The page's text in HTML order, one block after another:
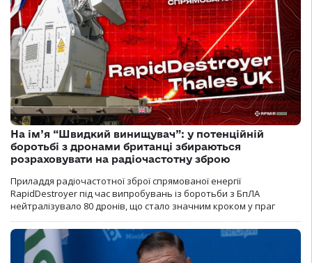
На ім’я “Швидкий винищувач”: у потенційній
боротьбі з дронами британці збираються
розраховувати на радіочастотну зброю
Приладдя радіочастотної зброї спрямованої енергії
RapidDestroyer під час випробувань із боротьби з БпЛА
нейтралізувало 80 дронів, що стало значним кроком у праг